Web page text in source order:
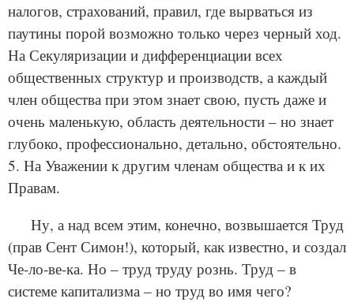
налогов, страхований, правил, где вырваться из
паутины порой возможно только через черный ход.
На Секуляризации и дифференциации всех
общественных структур и производств, а каждый
член общества при этом знает свою, пусть даже и
очень маленькую, область деятельности – но знает
глубоко, профессионально, детально, обстоятельно.
5. На Уважении к другим членам общества и к их
Правам.
Ну, а над всем этим, конечно, возвышается Труд
(прав Сент Симон!), который, как известно, и создал
Че-ло-ве-ка. Но – труд труду рознь. Труд – в
системе капитализма – но труд во имя чего?